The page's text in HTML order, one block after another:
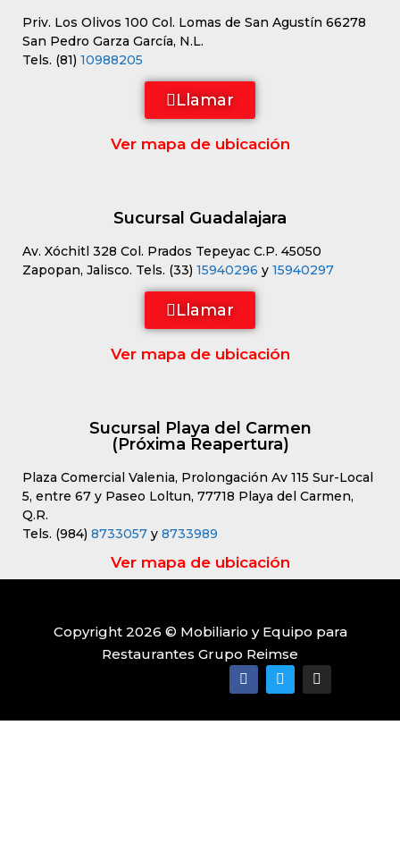
Priv. Los Olivos 100 Col. Lomas de San Agustín 66278
San Pedro Garza García, N.L.
Tels. (81) 10988205
Llamar
Ver mapa de ubicación
Sucursal Guadalajara
Av. Xóchitl 328 Col. Prados Tepeyac C.P. 45050
Zapopan, Jalisco. Tels. (33) 15940296 y 15940297
Llamar
Ver mapa de ubicación
Sucursal Playa del Carmen
(Próxima Reapertura)
Plaza Comercial Valenia, Prolongación Av 115 Sur-Local
5, entre 67 y Paseo Loltun, 77718 Playa del Carmen,
Q.R.
Tels. (984) 8733057 y 8733989
Ver mapa de ubicación
Copyright 2026 © Mobiliario y Equipo para
Restaurantes Grupo Reimse